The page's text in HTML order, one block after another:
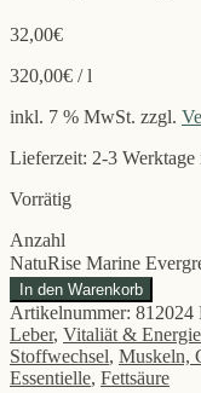
32,00€
320,00€ /l
inkl. 7 % MwSt. zzgl.
Lieferzeit: 2-3 Werktage
Vorrätig
Anzahl
NatuRise Marine
In den Warenkorb
Artikelnummer: 812024
Leber, Vitaliät & Energie
Stoffwechsel, Muskeln,
Essentielle, Fettsäure